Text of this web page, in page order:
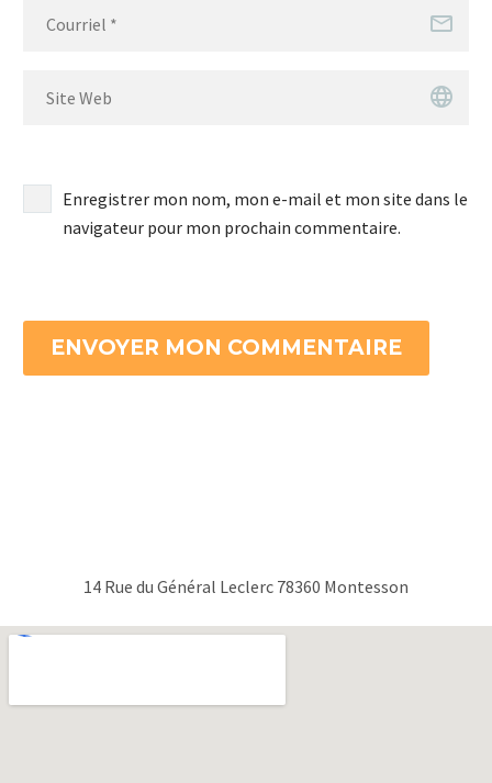
Enregistrer mon nom, mon e-mail et mon site dans le
navigateur pour mon prochain commentaire.
ENVOYER MON COMMENTAIRE
14 Rue du Général Leclerc 78360 Montesson